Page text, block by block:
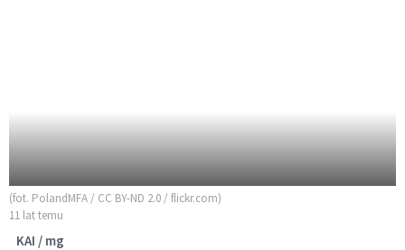
(fot. PolandMFA / CC BY-ND 2.0 / flickr.com)
11 lat temu
KAI / mg